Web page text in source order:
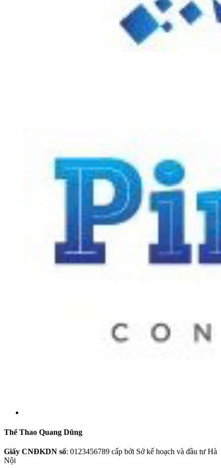
Thể Thao Quang Dũng
Giấy CNĐKDN số: 0123456789 cấp bởi Sở kế hoạch và đầu tư Hà
Nội